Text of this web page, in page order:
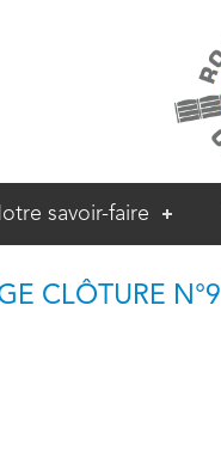
savoir-faire
CLÔTURE N°9